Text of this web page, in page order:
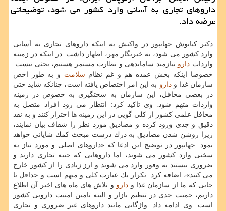
داروهای تجاری به آسانی وارد كشور می شود، توضیحاتی
عرضه داد.
دكتر كیانوش جهانپور در واكنش به اینكه داروهای تجاری به آسانی
وارد كشور می شود، به خبرنگار مهر، اظهار داشت: در اینكه در زمینه
واردات دارو نیازمند ساماندهی و نظارت مستمر هستیم، بحثی نیست.
خصوصا اینكه بخش عمده هم و غم نظام سلامت و به طور اخص
سازمان غذا ودارو به این امر اختصاص یافته است، چنانكه شاید حتی
در بعضی محافل، این سازمان به سختگیری به خصوص در زمینه
واردات متهم شود. وی تاكید كرد: انتظار می رود افراد متصل به
محافل علمی كشور از كلی گویی در این زمینه ها احتراز كنند و به نقد
دقیق و جدی ورود كرده و مصادیق مورد نظر را شفاف بیان نمایند،
زیرا روشن شدن مصادیق به درك درست مبحث كمك شایانی خواهد
نمود. جهانپور در توضیح این ادعا كه «داروهای اصلی و مورد نیاز به
سختی وارد كشور می شوند، اما داروهایی كه جنبه تجاری دارند و
ضروری نیستند به وفور وارد می شوند و ارز زیادی را از كشور خارج
می كنند»، اضافه كرد: تكرار یك عبارت كلی و مبهم است و حداقل تا
جایی كه ما از سازمان غذا و دارو و تلاش های ماه های اخیر آن اطلاع
داریم، حمیت جدی در تنظیم بازار و البته تامین امنیت دارویی كشور
است. وی ادامه داد: واژگانی مانند داروهای غیر ضروری و تجاری